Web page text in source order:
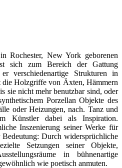
Rochester, New York geborenen
sich zum Bereich der Gattung
verschiedenartige Strukturen in
die Holzgriffe von Äxten, Hämmern
sie nicht mehr benutzbar sind, oder
Porzellan Objekte des
oder Heizungen, nach. Tanz und
Künstler dabei als Inspiration.
Inszenierung seiner Werke für
Durch widersprüchliche
Setzungen seiner Objekte,
in bühnenartige
wie poetisch anmuten.